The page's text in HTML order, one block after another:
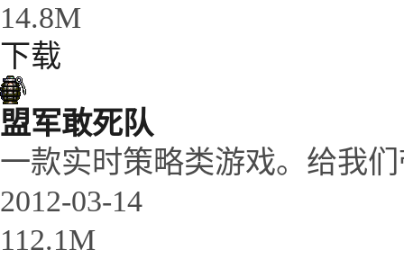
14.8M
下载
盟军敢死队
一款实时策略类游戏。给我
2012-03-14
112.1M